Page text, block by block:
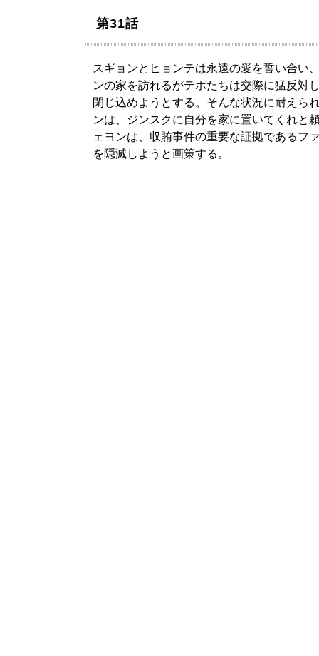
第31話
スギョンとヒョンテは永遠の愛を誓い合い
ンの家を訪れるがテホたちは交際に猛反対
閉じ込めようとする。そんな状況に耐えら
ンは、ジンスクに自分を家に置いてくれと
ェヨンは、収賄事件の重要な証拠であるフ
を隠滅しようと画策する。